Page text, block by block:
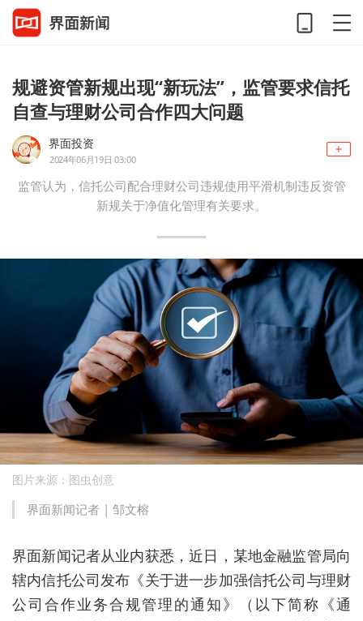
规避资管新规出现“新玩法”，监管要求信托
自查与理财公司合作四大问题
界面投资
2024年06月19日 03:00
监管认为，信托公司配合理财公司违规使用平滑机制违反资管
新规关于净值化管理有关要求。
图片来源：图虫创意
界面新闻记者 | 邹文榕
界面新闻记者从业内获悉，近日，某地金融监管局向
辖内信托公司发布《关于进一步加强信托公司与理财
公司合作业务合规管理的通知》（以下简称《通